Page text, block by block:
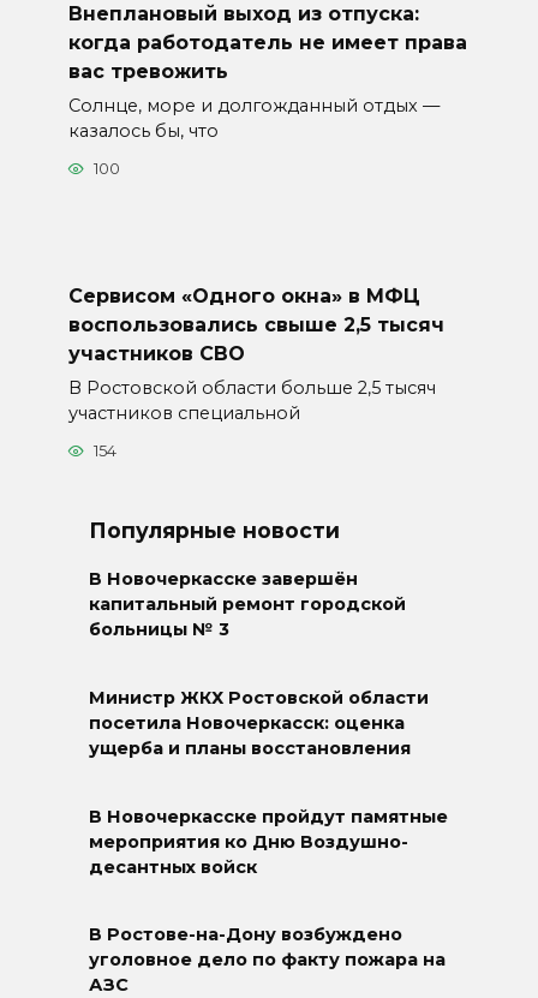
Внеплановый выход из отпуска:
когда работодатель не имеет права
вас тревожить
Солнце, море и долгожданный отдых —
казалось бы, что
100
Сервисом «Одного окна» в МФЦ
воспользовались свыше 2,5 тысяч
участников СВО
В Ростовской области больше 2,5 тысяч
участников специальной
154
Популярные новости
В Новочеркасске завершён
капитальный ремонт городской
больницы № 3
Министр ЖКХ Ростовской области
посетила Новочеркасск: оценка
ущерба и планы восстановления
В Новочеркасске пройдут памятные
мероприятия ко Дню Воздушно-
десантных войск
В Ростове-на-Дону возбуждено
уголовное дело по факту пожара на
АЗС